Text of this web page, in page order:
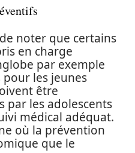
noter que certains
en charge
par exemple
les jeunes
être
par les adolescents
médical adéquat.
où la prévention
que le